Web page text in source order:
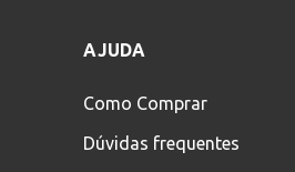
AJUDA
Como Comprar
Dúvidas frequentes